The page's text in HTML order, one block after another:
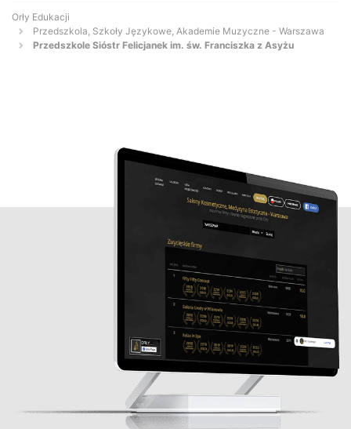
Orły Edukacji
Przedszkola, Szkoły Językowe, Akademie Muzyczne - Warszawa
Przedszkole Sióstr Felicjanek im. św. Franciszka z Asyżu